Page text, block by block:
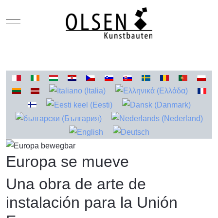
Mobile Menu Toggle
Seleccione su idioma
Europa se mueve
Una obra de arte de
instalación para la Unión